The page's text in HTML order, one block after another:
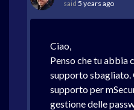
said 5 years ago
Ciao,
Penso che tu
supporto sbagliato.
supporto per
gestione delle